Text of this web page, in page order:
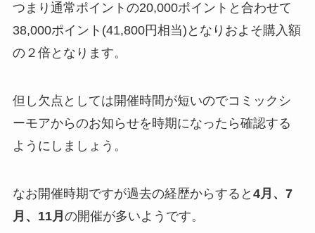
つまり通常ポイントの20,000ポイントと合わせて
38,000ポイント(41,800円相当)となりおよそ購入額
の２倍となります。
但し欠点としては開催時間が短いのでコミックシ
ーモアからのお知らせを時期になったら確認する
ようにしましょう。
なお開催時期ですが過去の経歴からすると 4月、7
月、11月 の開催が多いようです。